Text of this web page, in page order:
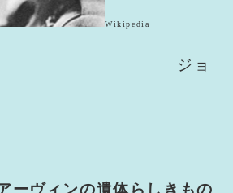
Wikipedia
ジョ